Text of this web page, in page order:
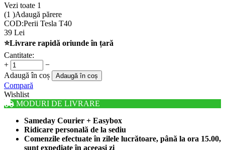
Vezi toate 1
(1 )Adaugă părere
COD:Perii Tesla T40
39 Lei
⭐Livrare rapidă oriunde în țară
Cantitate:
+
−
Adaugă în coș
Adaugă în coș
Compară
Wishlist
MODURI DE LIVRARE
Sameday Courier + Easybox
Ridicare personală de la sediu
Comenzile efectuate în zilele lucrătoare, până la ora 15.00,
sunt expediate în aceeași zi